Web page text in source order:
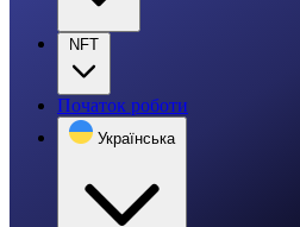
NFT
Початок роботи
Українська